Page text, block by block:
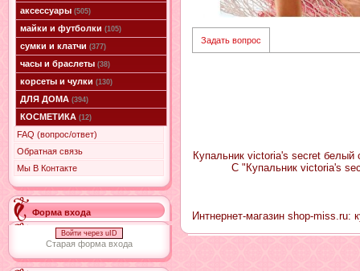
аксессуары (505)
майки и футболки (105)
сумки и клатчи (377)
часы и браслеты (38)
корсеты и чулки (130)
ДЛЯ ДОМА (394)
КОСМЕТИКА (12)
FAQ (вопрос/ответ)
Обратная связь
Мы В Контакте
Форма входа
Войти через uID
Старая форма входа
Задать вопрос
Купальник victoria's secret белый
С "Купальник victoria's
Интнернет-магазин shop-miss.ru: